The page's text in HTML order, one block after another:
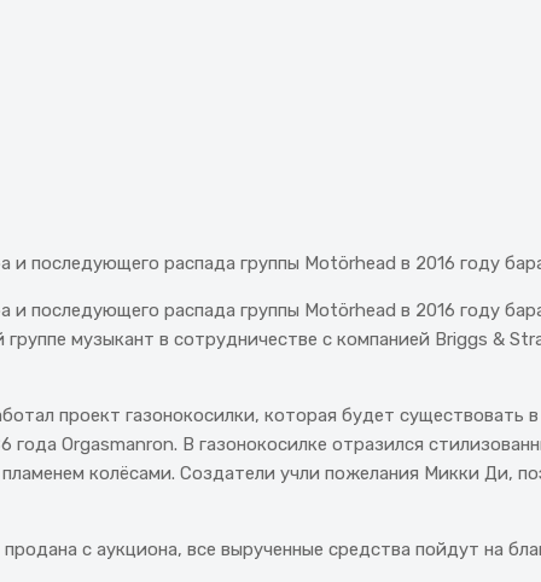
последующего распада группы Motörhead в 2016 году
последующего распада группы Motörhead в 2016 году
музыкант в сотрудничестве с компанией Briggs &
проект газонокосилки, которая будет существовать
Orgasmanron. В газонокосилке отразился
колёсами. Создатели учли пожелания Микки Ди,
с аукциона, все вырученные средства пойдут на